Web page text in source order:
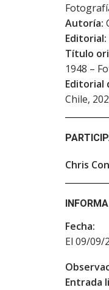
Autoría:
Editorial:
Título
1948 –
Editorial
Chile,
Chris
Fecha:
El 09/09/
Entrada